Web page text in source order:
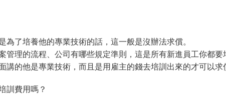
了培養他的專業技術的話，這一般是沒辦法求償。
理的流程、公司有哪些規定準則，這是所有新進員工你都要
的他是專業技術，而且是用雇主的錢去培訓出來的才可以求
訓費用嗎？